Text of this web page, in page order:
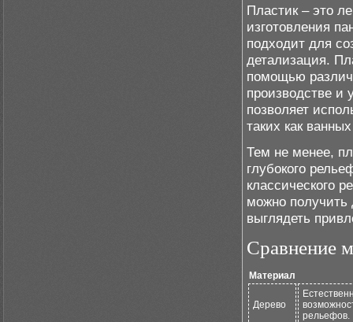
Пластик – это
изготовления
подходит для
детализация.
помощью
производстве и
позволяет
таких как
Тем не менее,
глубокого
классического
можно получить
выглядеть
Сравнение
Материал
Дерево
рельефов.